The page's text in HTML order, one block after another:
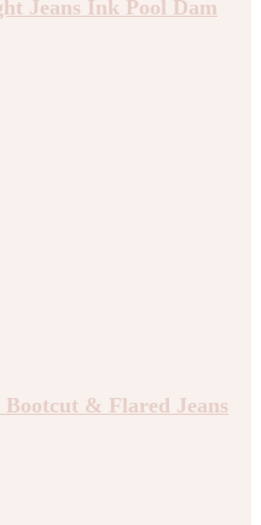
Jeans Ink Pool Dam
& Flared Jeans